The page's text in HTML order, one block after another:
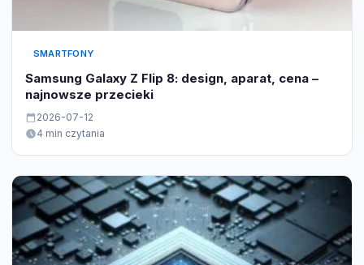
SMARTFONY
Samsung Galaxy Z Flip 8: design, aparat, cena –
najnowsze przecieki
2026-07-12
4 min czytania